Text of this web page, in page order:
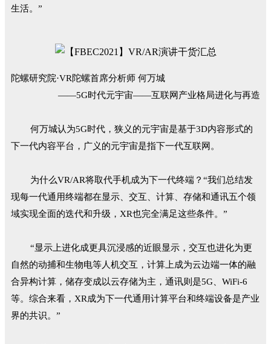
生活。”
陀螺研究院·VR陀螺首席分析师 何万城
——5G时代元宇宙——互联网产业格局进化与再造
何万城认为5G时代，狭义的元宇宙是基于3D内容形式的
下一代内容平台，广义的元宇宙是指下一代互联网。
为什么VR/AR将取代手机成为下一代终端？“我们总结发
现每一代通用终端都在显示、交互、计算、存储和通讯五个领
域实现全面的迭代和升级，XR也完全满足这些条件。”
“显示上进化成更具沉浸感的近眼显示，交互也进化为更
自然的动捕和生物电等人机交互，计算上成为云边端一体的融
合异构计算，储存变成以云存储为主，通讯则是5G、WiFi-6
等。综合来看，XR成为下一代通用计算平台和终端设备是产业
界的共识。”